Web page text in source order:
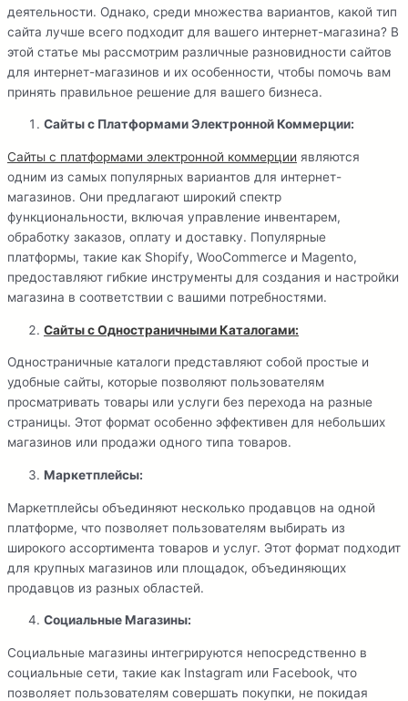
деятельности. Однако, среди множества вариантов, какой тип
сайта лучше всего подходит для вашего интернет-магазина? В
этой статье мы рассмотрим различные разновидности сайтов
для интернет-магазинов и их особенности, чтобы помочь вам
принять правильное решение для вашего бизнеса.
Сайты с Платформами Электронной Коммерции:
Сайты с платформами электронной коммерции являются
одним из самых популярных вариантов для интернет-
магазинов. Они предлагают широкий спектр
функциональности, включая управление инвентарем,
обработку заказов, оплату и доставку. Популярные
платформы, такие как Shopify, WooCommerce и Magento,
предоставляют гибкие инструменты для создания и настройки
магазина в соответствии с вашими потребностями.
Сайты с Одностраничными Каталогами:
Одностраничные каталоги представляют собой простые и
удобные сайты, которые позволяют пользователям
просматривать товары или услуги без перехода на разные
страницы. Этот формат особенно эффективен для небольших
магазинов или продажи одного типа товаров.
Маркетплейсы:
Маркетплейсы объединяют несколько продавцов на одной
платформе, что позволяет пользователям выбирать из
широкого ассортимента товаров и услуг. Этот формат подходит
для крупных магазинов или площадок, объединяющих
продавцов из разных областей.
Социальные Магазины:
Социальные магазины интегрируются непосредственно в
социальные сети, такие как Instagram или Facebook, что
позволяет пользователям совершать покупки, не покидая